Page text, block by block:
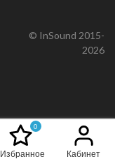
© InSound 2015-
2026
Избранное
0
Кабинет